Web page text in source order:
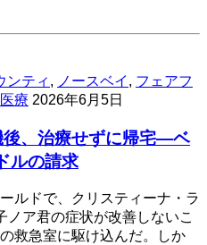
ンティ , ノースベイ , フェアフ
療 2026年6月5日
後、治療せずに帰宅―ベ
ルの請求
ルドで、クリスティーナ・ラ
ノア君の症状が改善しないこ
救急室に駆け込んだ。しか